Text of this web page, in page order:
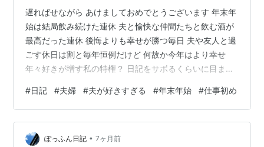
遅ればせながら あけましておめでとうございます 年末年
始は結局飲み続けた連休 夫と愉快な仲間たちと飲む酒が
最高だった連休 後悔よりも幸せが勝つ毎日 夫や友人と過
ごす休日は割と毎年恒例だけど 何故か今年はより幸せ
年々好きが増す私の特権？ 日記をサボるくらいに目まぐ
外の友人や親戚と会うと、帰ったあと必ず好き好き言っ
て甘えてくる かわいい 私は夫が大好きだから、基本的に
は他の人とみんなで飲むよりも、2人っきりの方が嬉しい
けど 他の人がいると、2人になった時に夫がいつも以上
#日記 #夫婦 #夫が好きすぎる #年末年始 #仕事初め
ぽっふん日記 • 7ヶ月前